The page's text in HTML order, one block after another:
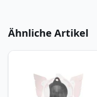
Ähnliche Artikel